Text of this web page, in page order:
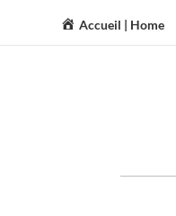
Accueil | Home